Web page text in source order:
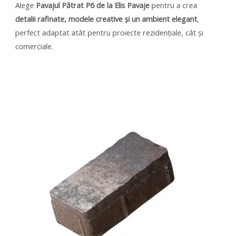
Alege Pavajul Pătrat P6 de la Elis Pavaje pentru a crea
detalii rafinate, modele creative și un ambient elegant,
perfect adaptat atât pentru proiecte rezidențiale, cât și
comerciale.